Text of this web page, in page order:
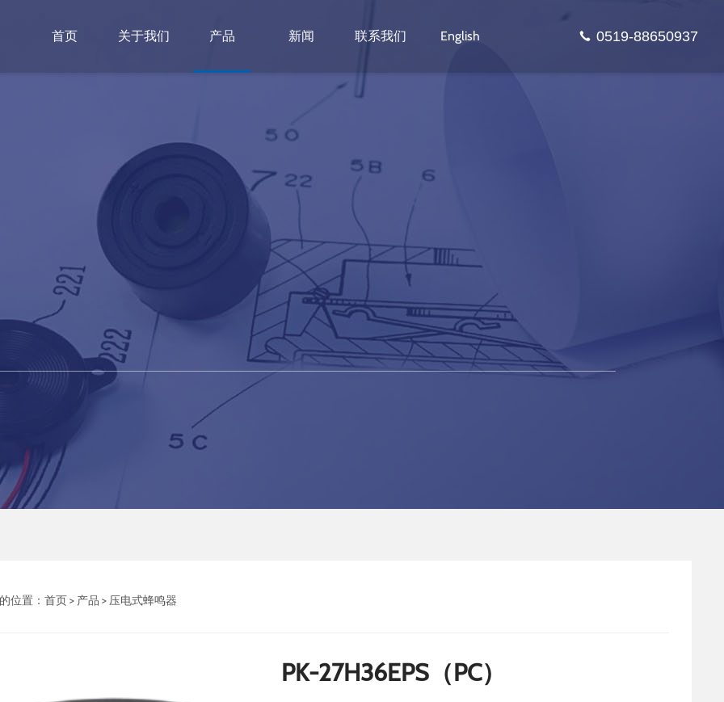
首页 关于我们 产品 新闻 联系我们 English 0519-88650937
位置：首页> 产品 > 压电式蜂鸣器
PK-27H36EPS（PC）